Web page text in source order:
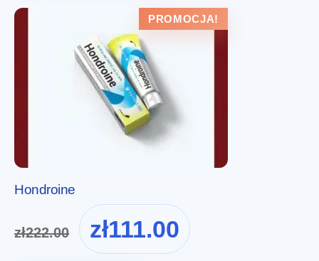
PROMOCJA!
Hondroine
zł222.00
Pierwotna
cena
wynosiła:
zł111.00
cena